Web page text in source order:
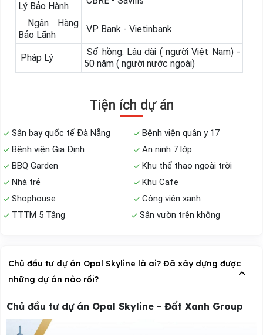
Lý Bảo Hành
Ngân Hàng
Bảo Lãnh
VP Bank - Vietinbank
Pháp Lý
Sổ hồng: Lâu dài ( người Việt Nam) -
50 năm ( người nước ngoài)
Tiện ích dự án
Sân bay quốc tế Đà Nẵng
Bệnh viện quân y 17
Bệnh viện Gia Định
An ninh 7 lớp
BBQ Garden
Khu thể thao ngoài trời
Nhà trẻ
Khu Cafe
Shophouse
Công viên xanh
TTTM 5 Tầng
Sân vườn trên không
Chủ đầu tư dự án Opal Skyline là ai? Đã xây dựng được
những dự án nào rồi?
Chủ đầu tư dự án Opal Skyline - Đất Xanh Group